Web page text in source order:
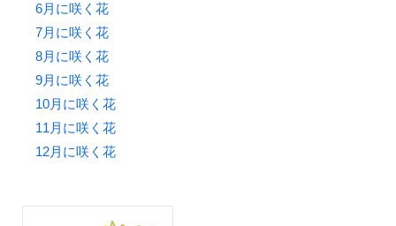
6月に咲く花
7月に咲く花
8月に咲く花
9月に咲く花
10月に咲く花
11月に咲く花
12月に咲く花